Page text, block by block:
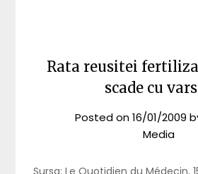
Rata reusitei
scade cu
Posted on16/01/2009
Media
Sursa: Le Quotidien du Médecin,